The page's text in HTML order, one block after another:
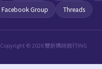
Facebook Group
Threads
Copyright © 2026 雙妡媽咪旅行ING